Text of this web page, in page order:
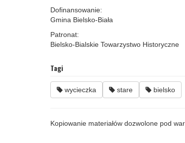
Dofinansowanie:
Gmina Bielsko-Biała
Patronat:
Bielsko-Bialskie Towarzystwo Historyczne
Tagi
wycieczka stare bielsko
Kopiowanie materiałów dozwolone pod